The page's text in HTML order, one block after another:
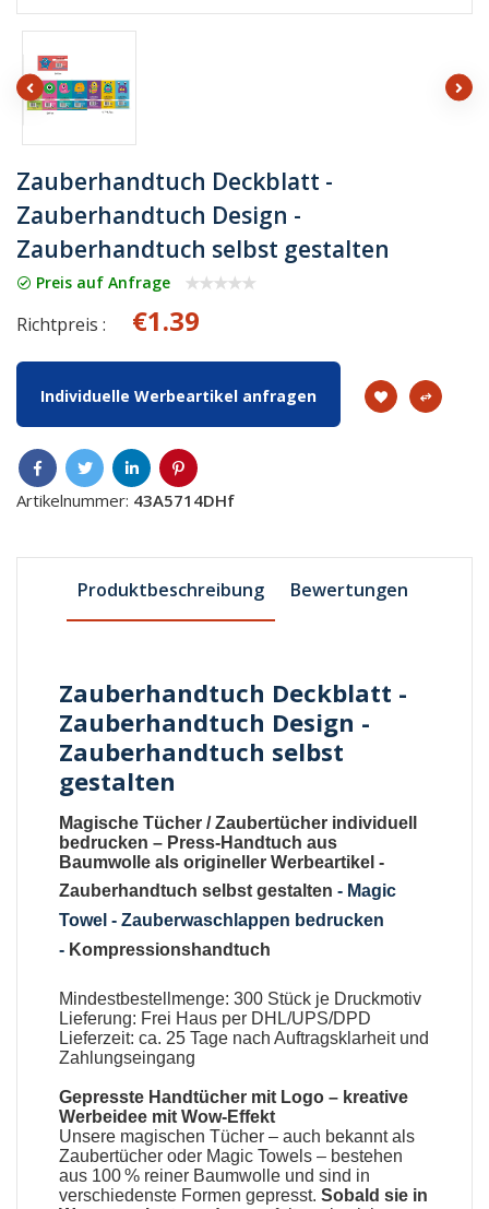
Zauberhandtuch Deckblatt -
Zauberhandtuch Design -
Zauberhandtuch selbst gestalten
Preis auf Anfrage
Richtpreis : €1.39
Individuelle Werbeartikel anfragen
Artikelnummer: 43A5714DHf
Produktbeschreibung Bewertungen
Zauberhandtuch Deckblatt -
Zauberhandtuch Design -
Zauberhandtuch selbst
gestalten
Magische Tücher /Zaubertücher individuell
bedrucken – Press-Handtuch aus
Baumwolle als origineller Werbeartikel -
Zauberhandtuch selbst gestalten - Magic
Towel - Zauberwaschlappen bedrucken
- Kompressionshandtuch
Mindestbestellmenge: 300 Stück je Druckmotiv
Lieferung: Frei Haus per DHL/UPS/DPD
Lieferzeit: ca. 25 Tage nach Auftragsklarheit und
Zahlungseingang
Gepresste Handtücher mit Logo – kreative
Werbeidee mit Wow-Effekt
Unsere magischen Tücher – auch bekannt als
Zaubertücher oder Magic Towels – bestehen
aus 100 % reiner Baumwolle und sind in
verschiedenste Formen gepresst.Sobald sie in